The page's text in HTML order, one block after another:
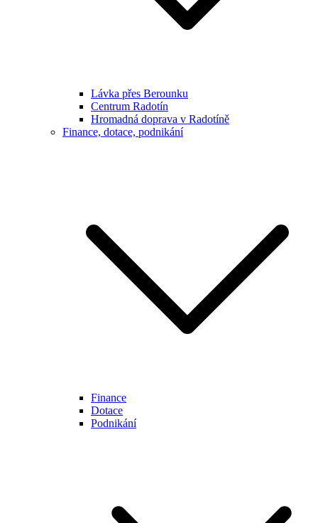
Lávka přes Berounku
Centrum Radotín
Hromadná doprava v Radotíně
Finance, dotace, podnikání
Finance
Dotace
Podnikání